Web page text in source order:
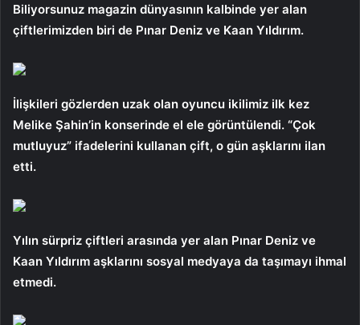
Biliyorsunuz magazin dünyasının kalbinde yer alan
çiftlerimizden biri de Pınar Deniz ve Kaan Yıldırım.
İlişkileri gözlerden uzak olan oyuncu ikilimiz ilk kez
Melike Şahin’in konserinde el ele görüntülendi. “Çok
mutluyuz” ifadelerini kullanan çift, o gün aşklarını ilan
etti.
Yılın sürpriz çiftleri arasında yer alan Pınar Deniz ve
Kaan Yıldırım aşklarını sosyal medyaya da taşımayı ihmal
etmedi.